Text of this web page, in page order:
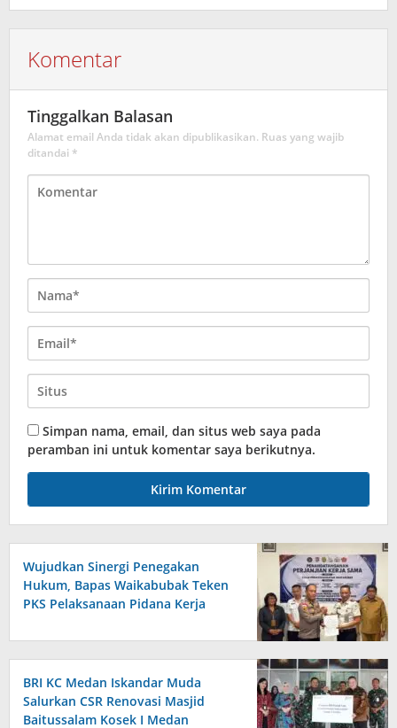
Komentar
Tinggalkan Balasan
Alamat email Anda tidak akan dipublikasikan. Ruas yang wajib
ditandai *
Simpan nama, email, dan situs web saya pada
peramban ini untuk komentar saya berikutnya.
Wujudkan Sinergi Penegakan
Hukum, Bapas Waikabubak Teken
PKS Pelaksanaan Pidana Kerja
Sumba Timur
BRI KC Medan Iskandar Muda
Salurkan CSR Renovasi Masjid
Baitussalam Kosek I Medan